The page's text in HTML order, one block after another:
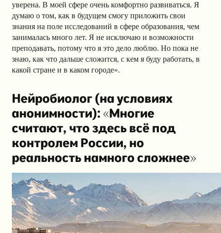
уверена. В моей сфере очень комфортно развиваться. Я
думаю о том, как в будущем смогу приложить свои
знания на поле исследований в сфере образования, чем
занималась много лет. Я не исключаю и возможности
преподавать, потому что я это дело люблю. Но пока не
знаю, как что дальше сложится, с кем я буду работать, в
какой стране и в каком городе».
Нейробиолог (на условиях
анонимности): «Многие
считают, что здесь всё под
контролем России, но
реальность намного сложнее»